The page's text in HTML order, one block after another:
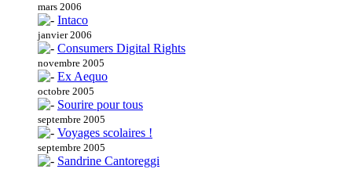
mars 2006
Intaco
janvier 2006
Consumers Digital Rights
novembre 2005
Ex Aequo
octobre 2005
Sourire pour tous
septembre 2005
Voyages scolaires !
septembre 2005
Sandrine Cantoreggi